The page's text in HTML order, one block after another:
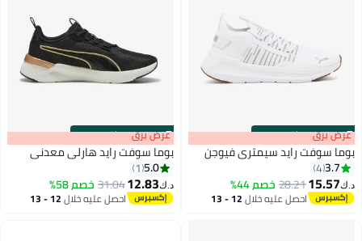
00m:00s
·باقي 100%
3
عرض برق
بوما سوفت رايد سيمتري فيوجن
3.7
4
د.ك‏15.57
28.21خصم 44%
احصل عليه خلال 12 - 13
اغسطس
00m:00s
·باقي 100% عرض برق
بوما سوفت رايد هارلي معدني
5.0
1
د.ك‏12.83
31.04خصم 58%
احصل عليه خلال 12 - 13
اغسطس